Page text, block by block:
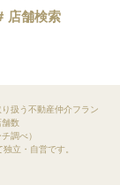
店舗検索
扱う不動産仲介フラン
舗数
調べ）
立・自営です。